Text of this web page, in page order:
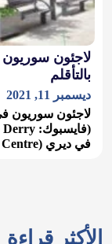
لاجئون سوريون
بالتأقلم
ديسمبر 11, 2021
لاجئون سوريون في
في ديري (Women Centre...